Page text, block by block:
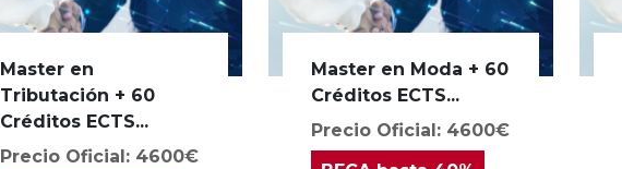
Master en
Tributación + 60
Créditos ECTS...
Precio Oficial: 4600€
Master en Moda + 60
Créditos ECTS...
Precio Oficial: 4600€